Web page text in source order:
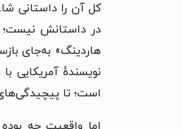
کل آن را داستانی
در داستانش نیست؛
هاردینگ» به‌جای
نویسندهٔ آمریکایی
است؛ تا